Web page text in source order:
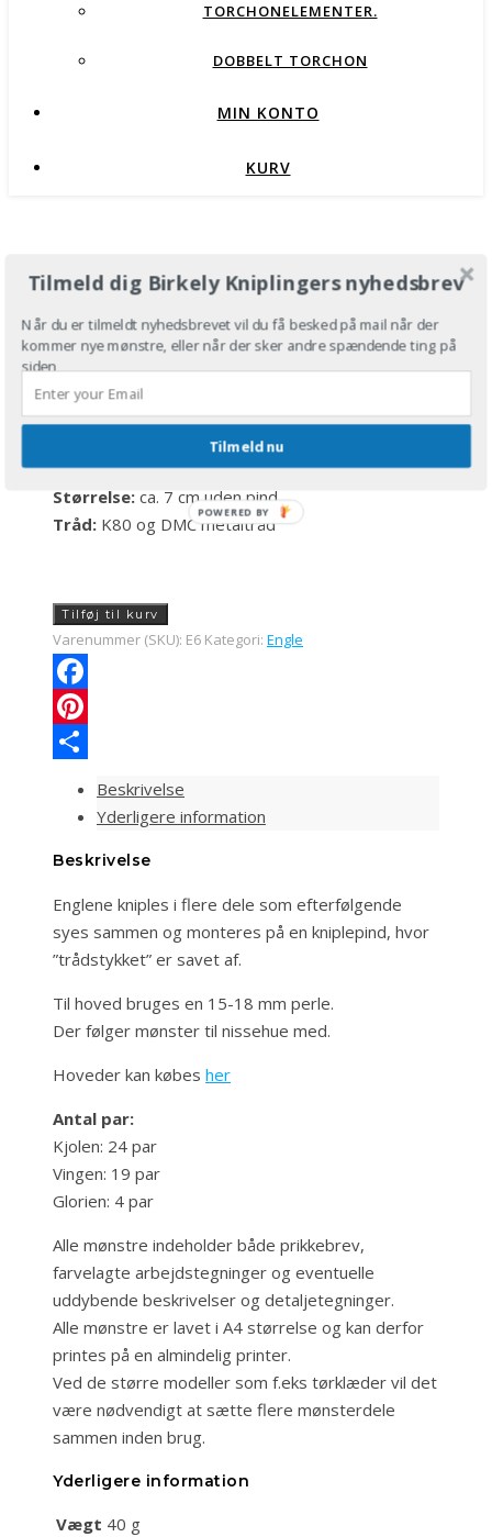
TORCHONELEMENTER.
DOBBELT TORCHON
MIN KONTO
KURV
(E6) ENGEL PÅ KNIPLEPIND
PLETTER
25,00
Køb 6 modeller – betal for 5her
Størrelse: ca. 7 cm uden pind
Tråd: K80 og DMC metaltråd
(E6)
Engel
på
kniplepind
Pletter
antal
Tilføj til kurv
Varenummer (SKU): E6 Kategori: Engle
Facebook
Pinterest
Beskrivelse
Yderligere information
Beskrivelse
Englene kniples i flere dele som efterfølgende
syes sammen og monteres på en kniplepind, hvor
”trådstykket” er savet af.
Til hoved bruges en 15-18 mm perle.
Der følger mønster til nissehue med.
Hoveder kan købes her
Antal par:
Kjolen: 24 par
Vingen: 19 par
Glorien: 4 par
Alle mønstre indeholder både prikkebrev,
farvelagte arbejdstegninger og eventuelle
uddybende beskrivelser og detaljetegninger.
Alle mønstre er lavet i A4 størrelse og kan derfor
printes på en almindelig printer.
Ved de større modeller som f.eks tørklæder vil det
være nødvendigt at sætte flere mønsterdele
sammen inden brug.
Yderligere information
Vægt 40 g
Tilmeld dig Birkely Kniplingers nyhedsbrev
Når du er tilmeldt nyhedsbrevet vil du få besked på mail når der
kommer nye mønstre, eller når der sker andre spændende ting på
siden
Tilmeld nu
POWERED BY